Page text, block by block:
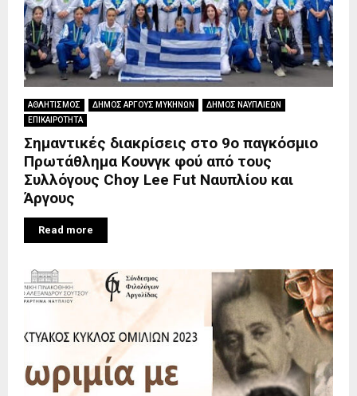
ΑΘΛΗΤΙΣΜΟΣ ΔΗΜΟΣ ΑΡΓΟΥΣ ΜΥΚΗΝΩΝ
ΔΗΜΟΣ ΝΑΥΠΛΙΕΩΝ
ΕΠΙΚΑΙΡΟΤΗΤΑ
Σημαντικές διακρίσεις στο 9ο παγκόσμιο
Πρωτάθλημα Κουνγκ φού από τους
Συλλόγους Choy Lee Fut Ναυπλίου και
Άργους
Read more